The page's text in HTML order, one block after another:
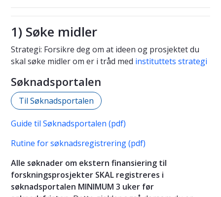
1) Søke midler
Strategi: Forsikre deg om at ideen og prosjektet du
skal søke midler om er i tråd med instituttets strategi
Søknadsportalen
Til Søknadsportalen
Guide til Søknadsportalen (pdf)
Rutine for søknadsregistrering (pdf)
Alle søknader om ekstern finansiering til
forskningsprosjekter SKAL registreres i
søknadsportalen MINIMUM 3 uker før